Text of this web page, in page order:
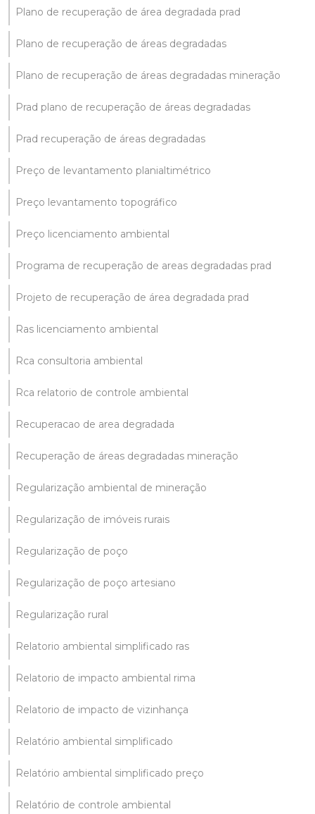
Plano de recuperação de área degradada prad
Plano de recuperação de áreas degradadas
Plano de recuperação de áreas degradadas mineração
Prad plano de recuperação de áreas degradadas
Prad recuperação de áreas degradadas
Preço de levantamento planialtimétrico
Preço levantamento topográfico
Preço licenciamento ambiental
Programa de recuperação de areas degradadas prad
Projeto de recuperação de área degradada prad
Ras licenciamento ambiental
Rca consultoria ambiental
Rca relatorio de controle ambiental
Recuperacao de area degradada
Recuperação de áreas degradadas mineração
Regularização ambiental de mineração
Regularização de imóveis rurais
Regularização de poço
Regularização de poço artesiano
Regularização rural
Relatorio ambiental simplificado ras
Relatorio de impacto ambiental rima
Relatorio de impacto de vizinhança
Relatório ambiental simplificado
Relatório ambiental simplificado preço
Relatório de controle ambiental